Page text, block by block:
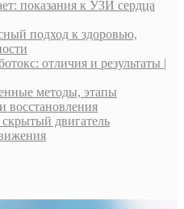
показания к УЗИ сердца
подход к здоровью,
отличия и результаты |
методы, этапы
восстановления
двигатель